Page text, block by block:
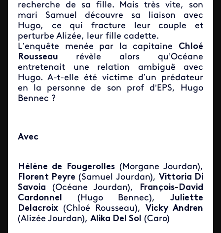
recherche de sa fille. Mais très vite, son
mari Samuel découvre sa liaison avec
Hugo, ce qui fracture leur couple et
perturbe Alizée, leur fille cadette.
L’enquête menée par la capitaine Chloé
Rousseau révèle alors qu’Océane
entretenait une relation ambiguë avec
Hugo. A-t-elle été victime d’un prédateur
en la personne de son prof d’EPS, Hugo
Bennec ?
Avec
Hélène de Fougerolles(Morgane Jourdan),
Florent Peyre (Samuel Jourdan), Vittoria Di
Savoia (Océane Jourdan),
François-David
Cardonnel (Hugo Bennec), Juliette
Delacroix (Chloé Rousseau), Vicky Andren
(Alizée Jourdan), Alika Del Sol (Caro)